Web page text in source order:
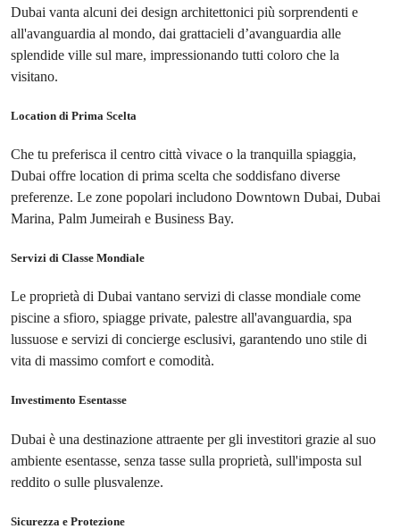
Dubai vanta alcuni dei design architettonici più sorprendenti e
all'avanguardia al mondo, dai grattacieli d’avanguardia alle
splendide ville sul mare, impressionando tutti coloro che la
visitano.
Location di Prima Scelta
Che tu preferisca il centro città vivace o la tranquilla spiaggia,
Dubai offre location di prima scelta che soddisfano diverse
preferenze. Le zone popolari includono Downtown Dubai, Dubai
Marina, Palm Jumeirah e Business Bay.
Servizi di Classe Mondiale
Le proprietà di Dubai vantano servizi di classe mondiale come
piscine a sfioro, spiagge private, palestre all'avanguardia, spa
lussuose e servizi di concierge esclusivi, garantendo uno stile di
vita di massimo comfort e comodità.
Investimento Esentasse
Dubai è una destinazione attraente per gli investitori grazie al suo
ambiente esentasse, senza tasse sulla proprietà, sull'imposta sul
reddito o sulle plusvalenze.
Sicurezza e Protezione